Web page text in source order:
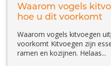
Waarom vogels
hoe u dit voorkomt
Waarom vogels kitvoegen
voorkomt Kitvoegen zijn
ramen en kozijnen. Helaas...